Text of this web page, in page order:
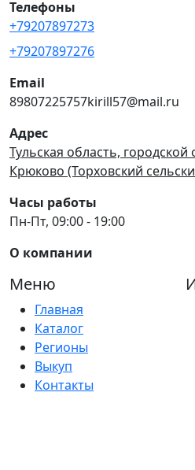
Телефоны
+79207897273
+79207897276
Email
89807225757kirill57@mail.ru
Адрес
Тульская область, городской
Крюково (Торховский
Часы работы
Пн-Пт, 09:00 - 19:00
О компании
Меню
Главная
Каталог
Регионы
Выкуп
Контакты